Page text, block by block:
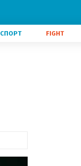
СПОРТ FIGHT